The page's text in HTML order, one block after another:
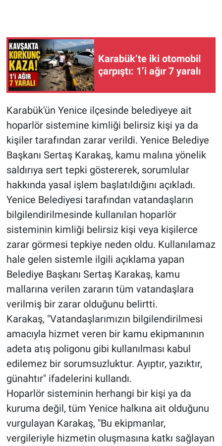
Karabük’te iki otomobil
çarpıştı: 1’i ağır 7 yaralı
Karabük'ün Yenice ilçesinde belediyeye ait
hoparlör sistemine kimliği belirsiz kişi ya da
kişiler tarafından zarar verildi. Yenice Belediye
Başkanı Sertaş Karakaş, kamu malına yönelik
saldırıya sert tepki göstererek, sorumlular
hakkında yasal işlem başlatıldığını açıkladı.
Yenice Belediyesi tarafından vatandaşların
bilgilendirilmesinde kullanılan hoparlör
sisteminin kimliği belirsiz kişi veya kişilerce
zarar görmesi tepkiye neden oldu. Kullanılamaz
hale gelen sistemle ilgili açıklama yapan
Belediye Başkanı Sertaş Karakaş, kamu
mallarına verilen zararın tüm vatandaşlara
verilmiş bir zarar olduğunu belirtti.
Karakaş, "Vatandaşlarımızın bilgilendirilmesi
amacıyla hizmet veren bir kamu ekipmanının
adeta atış poligonu gibi kullanılması kabul
edilemez bir sorumsuzluktur. Ayıptır, yazıktır,
günahtır" ifadelerini kullandı.
Hoparlör sisteminin herhangi bir kişi ya da
kuruma değil, tüm Yenice halkına ait olduğunu
vurgulayan Karakaş, "Bu ekipmanlar,
vergileriyle hizmetin oluşmasına katkı sağlayan